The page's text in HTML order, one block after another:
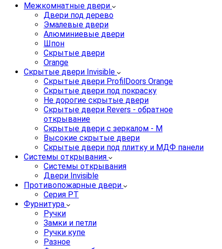
Межкомнатные двери
Двери под дерево
Эмалевые двери
Алюминиевые двери
Шпон
Скрытые двери
Orange
Скрытые двери Invisible
Скрытые двери ProfilDoors Orange
Скрытые двери под покраску
Не дорогие скрытые двери
Скрытые двери Revers - обратное
открывание
Скрытые двери с зеркалом - M
Высокие скрытые двери
Скрытые двери под плитку и МДФ панели
Системы открывания
Системы открывания
Двери Invisible
Противопожарные двери
Серия PT
Фурнитура
Ручки
Замки и петли
Ручки купе
Разное